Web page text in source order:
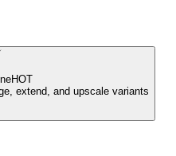
HOT
extend, and upscale variants